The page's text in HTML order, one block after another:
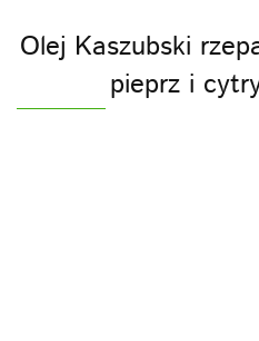
Olej Kaszubski
pieprz i